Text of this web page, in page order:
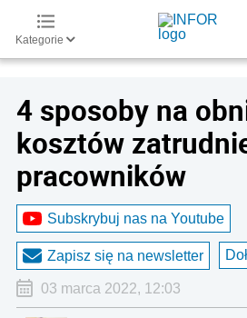
Kategorie
4 sposoby na
kosztów
pracowników
Subskrybuj nas na Youtube
Zapisz się na newsletter
03 marca 2022, 12:03